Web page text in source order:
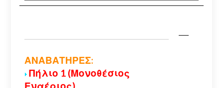
ΑΝΑΒΑΤΗΡΕΣ:
Πήλιο 1 (Μονοθέσιος
Εναέριος)